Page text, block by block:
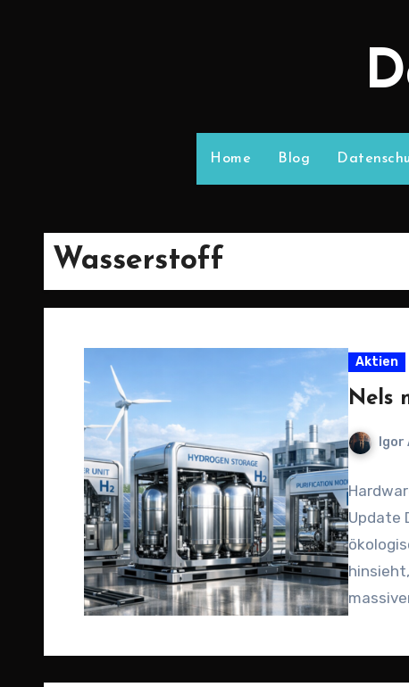
Home Blog
Wasserstoff
Aktien
Nels
Igor
Update